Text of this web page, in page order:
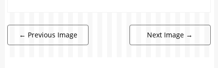
← Previous Image Next Image →